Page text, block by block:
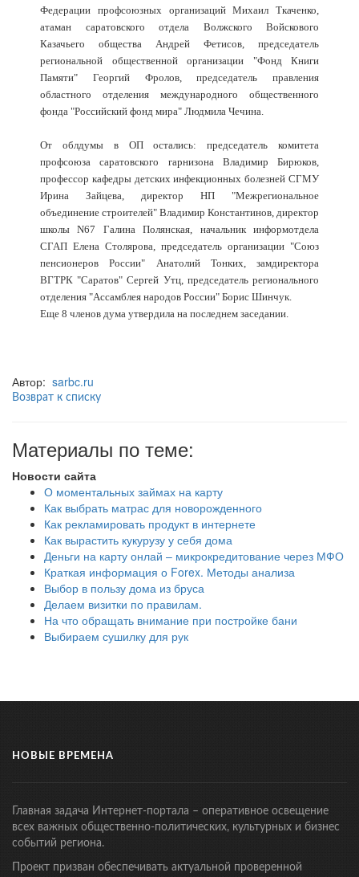
Федерации профсоюзных организаций Михаил Ткаченко,
атаман саратовского отдела Волжского Войскового
Казачьего общества Андрей Фетисов, председатель
региональной общественной организации "Фонд Книги
Памяти" Георгий Фролов, председатель правления
областного отделения международного общественного
фонда "Российский фонд мира" Людмила Чечина.
От облдумы в ОП остались: председатель комитета
профсоюза саратовского гарнизона Владимир Бирюков,
профессор кафедры детских инфекционных болезней СГМУ
Ирина Зайцева, директор НП "Межрегиональное
объединение строителей" Владимир Константинов, директор
школы N67 Галина Полянская, начальник информотдела
СГАП Елена Столярова, председатель организации "Союз
пенсионеров России" Анатолий Тонких, замдиректора
ВГТРК "Саратов" Сергей Утц, председатель регионального
отделения "Ассамблея народов России" Борис Шинчук.
Еще 8 членов дума утвердила на последнем заседании.
Автор: sarbc.ru
Возврат к списку
Материалы по теме:
Новости сайта
О моментальных займах на карту
Как выбрать матрас для новорожденного
Как рекламировать продукт в интернете
Как вырастить кукурузу у себя дома
Деньги на карту онлай – микрокредитование через МФО
Краткая информация о Forex. Методы анализа
Выбор в пользу дома из бруса
Делаем визитки по правилам.
На что обращать внимание при постройке бани
Выбираем сушилку для рук
НОВЫЕ ВРЕМЕНА
Главная задача Интернет-портала – оперативное освещение
всех важных общественно-политических, культурных и бизнес
событий региона.
Проект призван обеспечивать актуальной проверенной